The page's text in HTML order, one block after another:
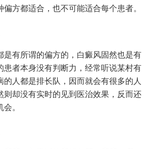
方都适合，也不可能适合每个患者。
有所谓的偏方的，白癜风固然也是有
患者本身没有判断力，经常听说某村有
的人都是排长队，因而就会有很多的人
则却没有实时的见到医治效果，反而还
。